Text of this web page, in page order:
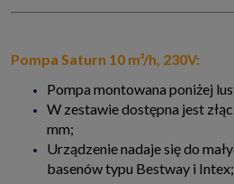
Pompa Saturn 10 m³/h, 230V:
Pompa montowana poniżej
W zestawie dostępna jest
mm;
Urządzenie nadaje się do
basenów typu Bestway i Intex;